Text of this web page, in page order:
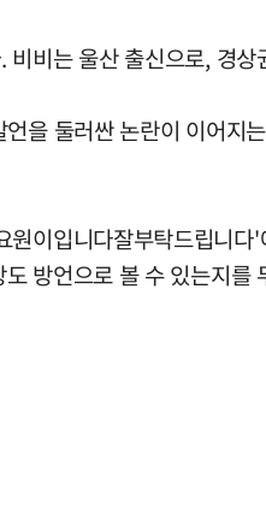
비는 울산 출신으로, 경
을 둘러싼 논란이 이어지
이입니다잘부탁드립니
방언으로 볼 수 있는지를